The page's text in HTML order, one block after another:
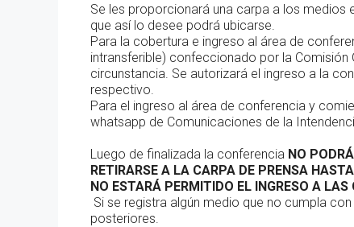
Se les proporcionará una carpa a los medios
que así lo desee podrá ubicarse.
Para la cobertura e ingreso al área de
intransferible) confeccionado por la
circunstancia. Se autorizará el ingreso a la
respectivo.
Para el ingreso al área de conferencia y
whatsapp de Comunicaciones de la
Luego de finalizada la conferencia NO
RETIRARSE A LA CARPA DE PRENSA
NO ESTARÁ PERMITIDO EL INGRESO A
Si se registra algún medio que no cumpla
posteriores.